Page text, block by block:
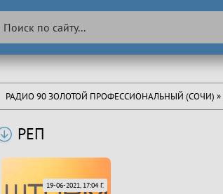
РАДИО 90 ЗОЛОТОЙ ПРОФЕССИОНАЛЬНЫЙ (СОЧИ) »
РЕП
19-06-2021, 17:04 Г.